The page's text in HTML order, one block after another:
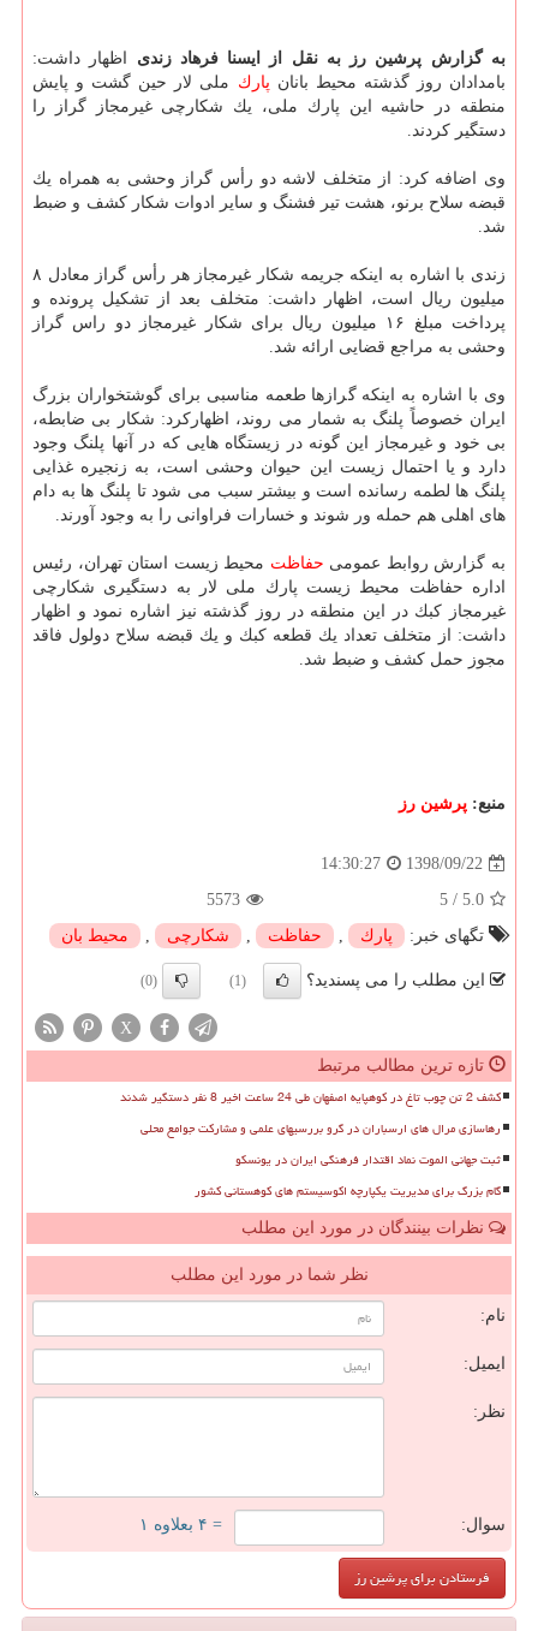
به گزارش پرشین رز به نقل از ایسنا فرهاد زندی اظهار داشت:
بامدادان روز گذشته محیط بانان پارك ملی لار حین گشت و پایش
منطقه در حاشیه این پارك ملی، یك شكارچی غیرمجاز گراز را
دستگیر كردند.
وی اضافه كرد: از متخلف لاشه دو رأس گراز وحشی به همراه یك
قبضه سلاح برنو، هشت تیر فشنگ و سایر ادوات شكار كشف و ضبط
شد.
زندی با اشاره به اینكه جریمه شكار غیرمجاز هر رأس گراز معادل ۸
میلیون ریال است، اظهار داشت: متخلف بعد از تشكیل پرونده و
پرداخت مبلغ ۱۶ میلیون ریال برای شكار غیرمجاز دو راس گراز
وحشی به مراجع قضایی ارائه شد.
وی با اشاره به اینكه گرازها طعمه مناسبی برای گوشتخواران بزرگ
ایران خصوصاً پلنگ به شمار می روند، اظهاركرد: شكار بی ضابطه،
بی خود و غیرمجاز این گونه در زیستگاه هایی كه در آنها پلنگ وجود
دارد و یا احتمال زیست این حیوان وحشی است، به زنجیره غذایی
پلنگ ها لطمه رسانده است و بیشتر سبب می شود تا پلنگ ها به دام
های اهلی هم حمله ور شوند و خسارات فراوانی را به وجود آورند.
به گزارش روابط عمومی حفاظت محیط زیست استان تهران، رئیس
اداره حفاظت محیط زیست پارك ملی لار به دستگیری شكارچی
غیرمجاز كبك در این منطقه در روز گذشته نیز اشاره نمود و اظهار
داشت: از متخلف تعداد یك قطعه كبك و یك قبضه سلاح دولول فاقد
مجوز حمل كشف و ضبط شد.
منبع: پرشین رز
1398/09/22
14:30:27
5.0
/
5
5573
تگهای خبر:
پارك , حفاظت , شكارچی , محیط بان
این مطلب را می پسندید؟ (1)
(0)
X
تازه ترین مطالب مرتبط
کشف 2 تن چوب تاغ در کوهپایه اصفهان طی 24 ساعت اخیر 8 نفر دستگیر شدند
رهاسازی مرال های ارسباران در گرو بررسیهای علمی و مشارکت جوامع محلی
ثبت جهانی الموت نماد اقتدار فرهنگی ایران در یونسکو
گام بزرگ برای مدیریت یکپارچه اکوسیستم های کوهستانی کشور
نظرات بینندگان در مورد این مطلب
نظر شما در مورد این مطلب
نام:
ایمیل:
نظر:
سوال: = ۴ بعلاوه ۱